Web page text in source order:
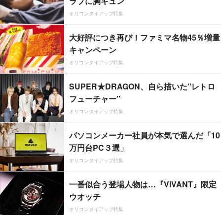
オリコンタイアップ特集
大好評につき再び！ファミマ名物45％増量
キャンペーン
オリコンタイアップ特集
SUPER★DRAGON、自ら描いた”レトロ
フューチャー”
オリコンタイアップ特集
パソコンメーカー社員が本気で選んだ「10
万円台PC３選」
オリコンタイアップ特集
一番似合う登場人物は…『VIVANT』限定
ウオッチ
オリコンタイアップ特集